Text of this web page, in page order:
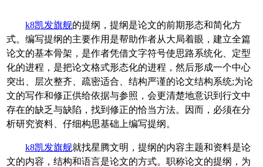
k8凯发旗舰的提纲，提纲是论文的前期形态和简化方
式。编写提纲的主要作用是帮助作者从大局着眼，建立全篇
论文的基本骨架，是作者凭借文字符号使思路系统化、定型
化的进程，是把论文格式形态化的进程，然后形成一个中心
突出、层次整齐、疏密适合、结构严谨的论文结构系统;为论
文的写作和修正供给依据与参照，会更清楚地意识到行文中
存在的缺乏与缺陷，找到修正的恰当方法。因而，必须在分
析研究资料、仔细构思基础上编写提纲。
k8凯发旗舰就找星腾文明，提纲的内容主题和资料是论
文的内容，结构和语言是论文的方式。职称论文的提纲，为